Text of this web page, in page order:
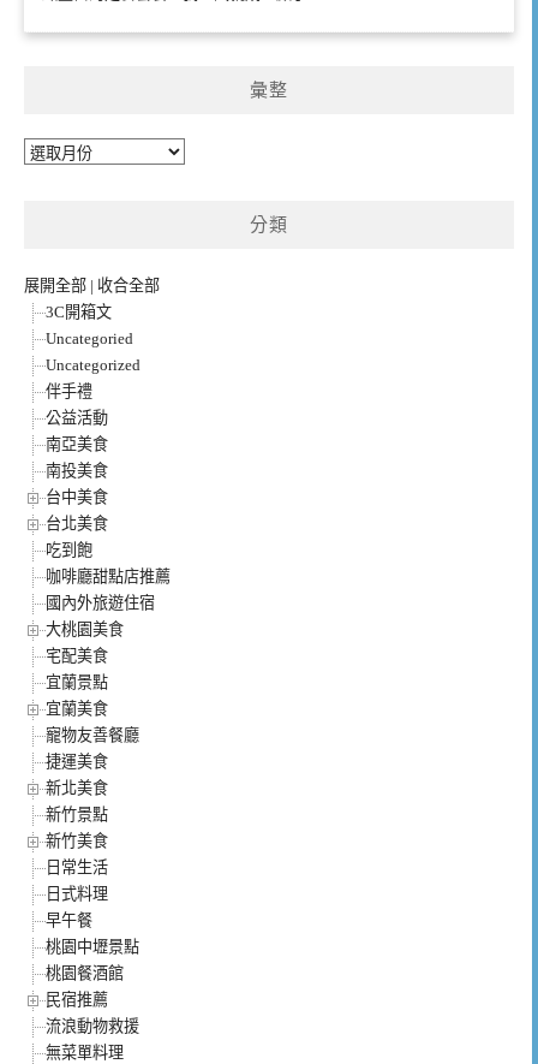
彙整
彙
分類
展開全部 | 收合全部
3C開箱文
Uncategoried
Uncategorized
伴手禮
公益活動
南亞美食
南投美食
台中美食
台北美食
吃到飽
咖啡廳甜點店推薦
國內外旅遊住宿
大桃園美食
宅配美食
宜蘭景點
宜蘭美食
寵物友善餐廳
捷運美食
新北美食
新竹景點
新竹美食
日常生活
日式料理
早午餐
桃園中壢景點
桃園餐酒館
民宿推薦
流浪動物救援
無菜單料理